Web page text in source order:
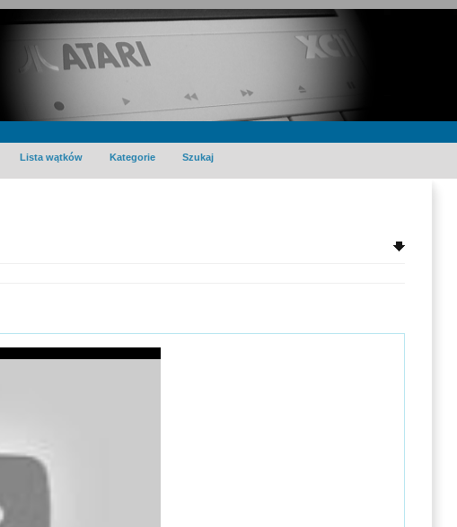
Lista wątków Kategorie Szukaj